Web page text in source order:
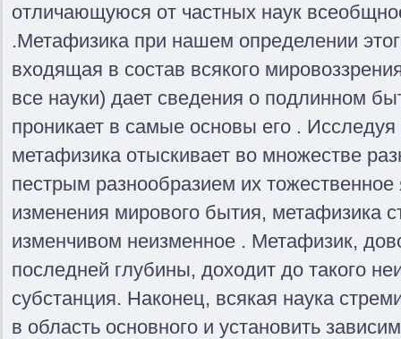
отличающуюся от частных наук
.Метафизика при нашем определении
входящая в состав всякого
все науки) дает сведения о подлинном
проникает в самые основы его .
метафизика отыскивает во множестве
пестрым разнообразием их
изменения мирового бытия, метафизика
изменчивом неизменное . Метафизик,
последней глубины, доходит до такого
субстанция. Наконец, всякая наука
в область основного и установить